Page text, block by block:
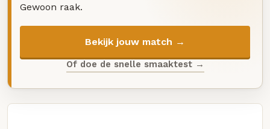
Gewoon raak.
Bekijk jouw match →
Of doe de snelle smaaktest →